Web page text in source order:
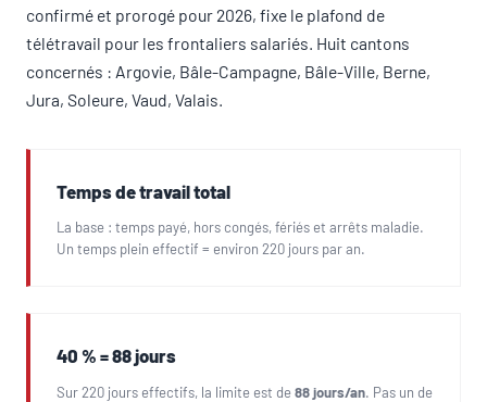
confirmé et prorogé pour 2026, fixe le plafond de
télétravail pour les frontaliers salariés. Huit cantons
concernés : Argovie, Bâle-Campagne, Bâle-Ville, Berne,
Jura, Soleure, Vaud, Valais.
Temps de travail total
La base : temps payé, hors congés, fériés et arrêts maladie.
Un temps plein effectif = environ 220 jours par an.
40 % = 88 jours
Sur 220 jours effectifs, la limite est de88 jours/an. Pas un de